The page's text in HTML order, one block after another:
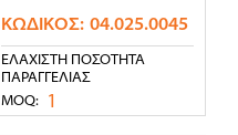
ΚΩΔΙΚΌΣ: 04.025.0045
ΕΛΆΧΙΣΤΗ ΠΟΣΌΤΗΤΑ
ΠΑΡΑΓΓΕΛΊΑΣ
MOQ: 1